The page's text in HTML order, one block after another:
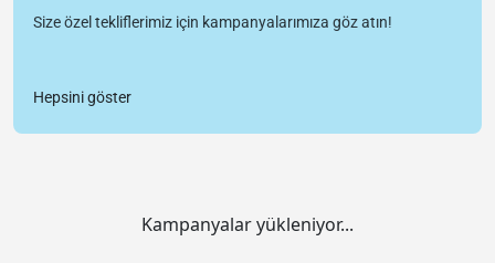
Size özel tekliflerimiz için kampanyalarımıza göz atın!
Hepsini göster
Kampanyalar yükleniyor...